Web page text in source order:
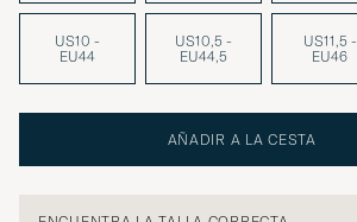
US10 -
EU44
US10,5 -
EU44,5
US11,5 -
EU46
AÑADIR A LA CESTA